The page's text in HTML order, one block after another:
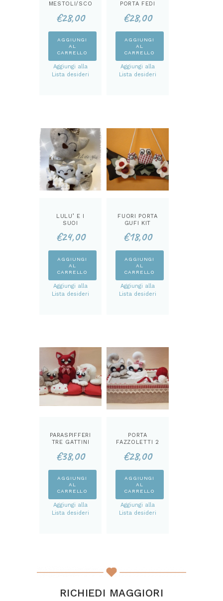
MESTOLI/SCO
KIT
€28,00
AGGIUNGI
AL
CARRELLO
Aggiungi alla
Lista desideri
PORTA FEDI
€28,00
AGGIUNGI
AL
CARRELLO
Aggiungi alla
Lista desideri
LULU’ E I
SUOI
€24,00
AGGIUNGI
AL
CARRELLO
Aggiungi alla
Lista desideri
FUORI PORTA
GUFI KIT
€18,00
AGGIUNGI
AL
CARRELLO
Aggiungi alla
Lista desideri
PARASPIFFERI
TRE GATTINI
€38,00
AGGIUNGI
AL
CARRELLO
Aggiungi alla
Lista desideri
PORTA
FAZZOLETTI 2
€28,00
AGGIUNGI
AL
CARRELLO
Aggiungi alla
Lista desideri
RICHIEDI MAGGIORI